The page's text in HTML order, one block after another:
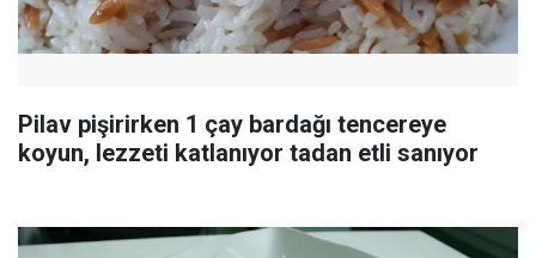
Pilav pişirirken 1 çay bardağı tencereye
koyun, lezzeti katlanıyor tadan etli sanıyor